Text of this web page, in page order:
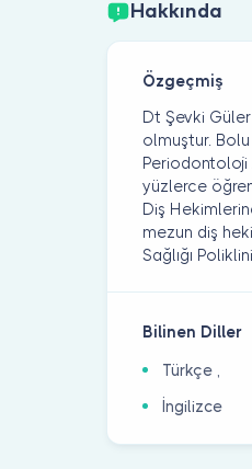
Hakkında
Özgeçmiş
Dt Şevki
olmuştur.
Periodontoloji
yüzlerce
Diş
mezun diş
Sağlığı
Bilinen Diller
Türkçe ,
İngilizce